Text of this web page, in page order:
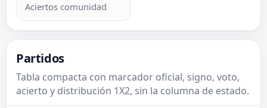
Aciertos comunidad
Partidos
Tabla compacta con marcador oficial, signo, voto,
acierto y distribución 1X2, sin la columna de estado.